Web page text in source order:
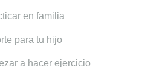
en familia
para tu hijo
a hacer ejercicio